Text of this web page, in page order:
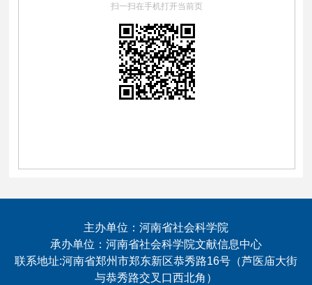
扫一扫在手机打开当前页
主办单位：河南省社会科学院
承办单位：河南省社会科学院文献信息中心
联系地址:河南省郑州市郑东新区恭秀路16号（芦医庙大街
与恭秀路交叉口西北角）